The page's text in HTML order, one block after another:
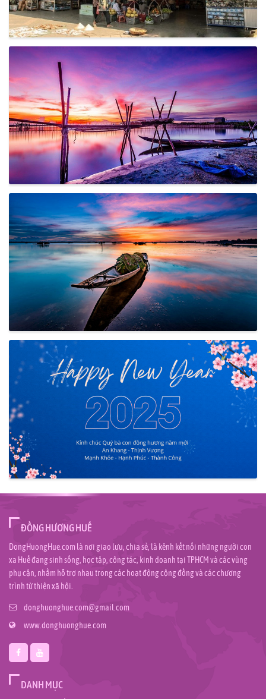
ĐỒNG HƯƠNG HUẾ
DongHuongHue.com là nơi giao lưu, chia sẻ, là kênh kết nối những người con
xa Huế đang sinh sống, học tập, công tác, kinh doanh tại TPHCM và các vùng
phụ cận, nhằm hỗ trợ nhau trong các hoạt động cộng đồng và các chương
trình từ thiện xã hội.
donghuonghue.com@gmail.com
www.donghuonghue.com
DANH MỤC